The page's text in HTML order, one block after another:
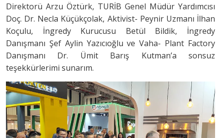
Direktorü Arzu Öztürk, TURİB Genel Müdür Yardımcısı
Doç. Dr. Necla Küçükçolak, Aktivist- Peynir Uzmanı İlhan
Koçulu, İngredy Kurucusu Betül Bildik, İngredy
Danışmanı Şef Aylin Yazıcıoğlu ve Vaha- Plant Factory
Danışmanı Dr. Ümit Barış Kutman’a sonsuz
teşekkürlerimi sunarım.